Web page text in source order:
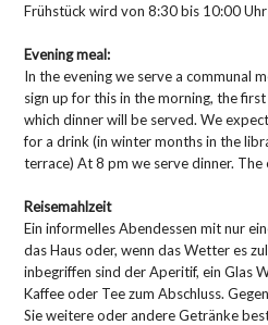
Frühstück wird von 8:30 bis 10:00
Evening meal:
In the evening we serve a communal
sign up for this in the morning, the
which dinner will be served. We
for a drink (in winter months in the
terrace) At 8 pm we serve dinner.
Reisemahlzeit
Ein informelles Abendessen mit nur
das Haus oder, wenn das Wetter es
inbegriffen sind der Aperitif, ein Glas
Kaffee oder Tee zum Abschluss.
Sie weitere oder andere Getränke